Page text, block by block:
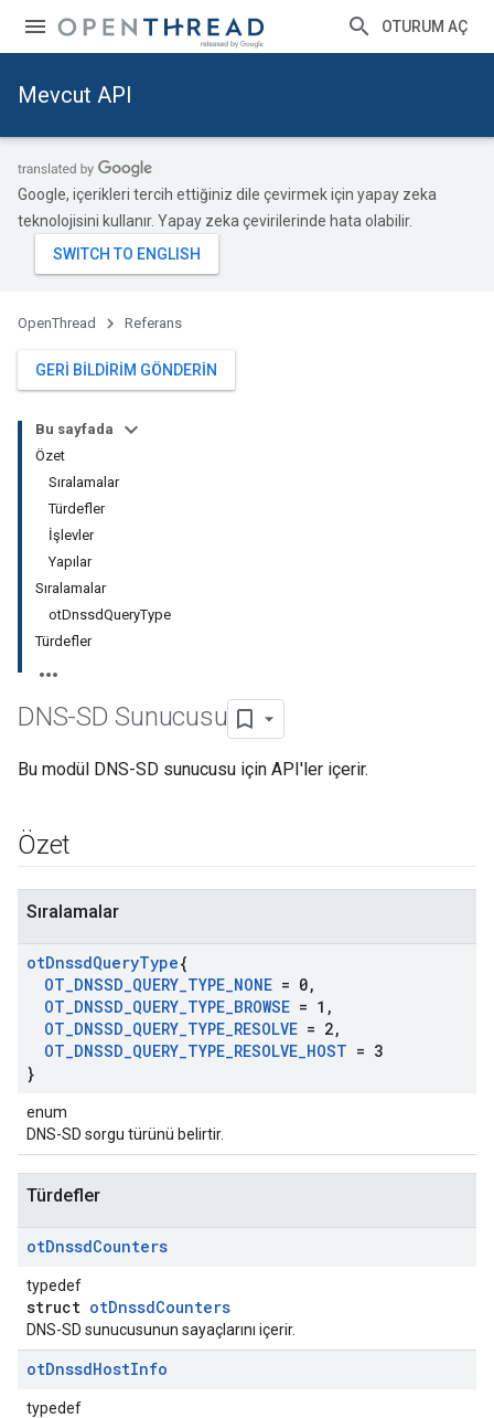
OTURUM AÇ
Mevcut API
Google, içerikleri tercih ettiğiniz dile çevirmek için yapay zeka
teknolojisini kullanır. Yapay zeka çevirilerinde hata olabilir.
OpenThread Referans
GERI BILDIRIM GÖNDERIN
Bu sayfada
Özet
Sıralamalar
Türdefler
İşlevler
Yapılar
Sıralamalar
otDnssdQueryType
Türdefler
DNS-SD Sunucusu
Bu modül DNS-SD sunucusu için API'ler içerir.
Özet
Sıralamalar
otDnssdQueryType{
OT_DNSSD_QUERY_TYPE_NONE = 0,
OT_DNSSD_QUERY_TYPE_BROWSE = 1 ,
OT_DNSSD_QUERY_TYPE_RESOLVE = 2,
OT_DNSSD_QUERY_TYPE_RESOLVE_HOST = 3
}
enum
DNS-SD sorgu türünü belirtir.
Türdefler
otDnssdCounters
typedef
struct otDnssdCounters
DNS-SD sunucusunun sayaçlarını içerir.
otDnssdHostInfo
typedef